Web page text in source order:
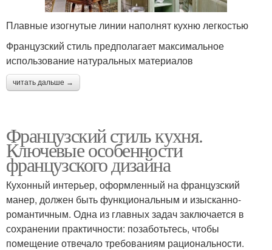
Плавные изогнутые линии наполнят кухню легкостью
Французский стиль предполагает максимальное
использование натуральных материалов
читать дальше →
Французский стиль кухня.
Ключевые особенности
французского дизайна
Кухонный интерьер, оформленный на французский
манер, должен быть функциональным и изысканно-
романтичным. Одна из главных задач заключается в
сохранении практичности: позаботьтесь, чтобы
помещение отвечало требованиям рациональности.